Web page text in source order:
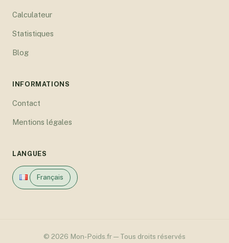
Calculateur
Statistiques
Blog
INFORMATIONS
Contact
Mentions légales
LANGUES
Français
© 2026 Mon-Poids.fr — Tous droits réservés